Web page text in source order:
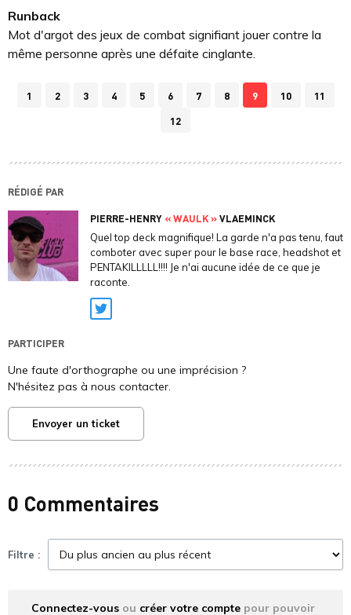
Runback
Mot d'argot des jeux de combat signifiant jouer contre la
même personne après une défaite cinglante.
1 2 3 4 5 6 7 8 9 10
11
12
RÉDIGÉ PAR
PIERRE-HENRY « WAULK »VLAEMINCK
Quel top deck magnifique! La garde n'a pas tenu, faut
comboter avec super pour le base race, headshot et
PENTAKILLLLL!!!! Je n'ai aucune idée de ce que je
raconte.
Twitter
PARTICIPER
Une faute d'orthographe ou une imprécision ?
N'hésitez pas à nous contacter.
Envoyer un ticket
0 Commentaires
Filtre :
Connectez-vous ou créer votre compte pour pouvoir